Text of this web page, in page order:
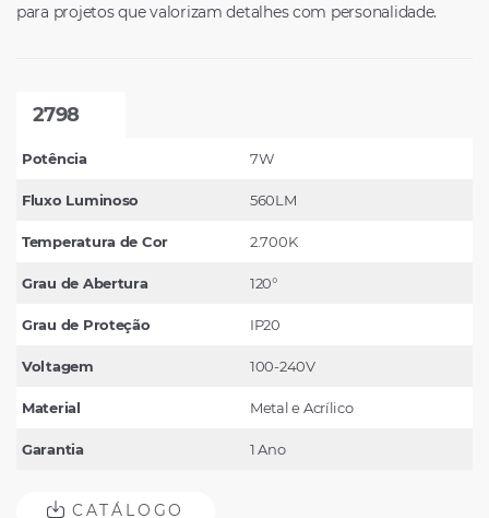
para projetos que valorizam detalhes com personalidade.
2798
Potência 7W
Fluxo Luminoso 560LM
Temperatura de Cor 2.700K
Grau de Abertura 120°
Grau de Proteção IP20
Voltagem 100-240V
Material Metal e Acrílico
Garantia 1 Ano
CATÁLOGO